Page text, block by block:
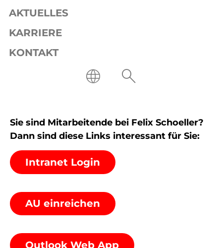
AKTUELLES
KARRIERE
KONTAKT
Sie sind Mitarbeitende bei Felix Schoeller?
Dann sind diese Links interessant für Sie:
Intranet Login
AU einreichen
Outlook Web App